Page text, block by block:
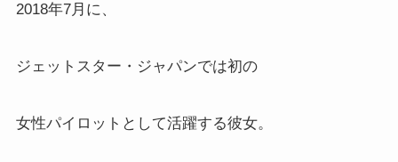
2018年7月に、
ジェットスター・ジャパンでは初の
女性パイロットとして活躍する彼女。